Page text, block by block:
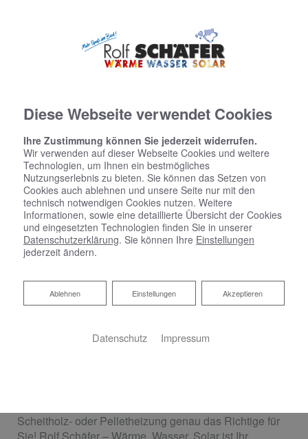
Heizen mit Holz
Nachhaltige Wärme im ganzen Haus
Scheitholz- oder Pelletheizung genau das Richtige für
Sie! Rolf Schäfer – Wärme, Wasser, Solar ist Ihr
Diese Webseite verwendet Cookies
Ihre Zustimmung können Sie jederzeit widerrufen.
Wir verwenden auf dieser Webseite Cookies und weitere
Technologien, um Ihnen ein bestmögliches
Nutzungserlebnis zu bieten. Sie können das Setzen von
Cookies auch ablehnen und unsere Seite nur mit den
technisch notwendigen Cookies nutzen. Weitere
Informationen, sowie eine detaillierte Übersicht der Cookies
und eingesetzten Technologien finden Sie in unserer
Datenschutzerklärung. Sie können Ihre Einstellungen
jederzeit ändern.
Akzeptieren
Einstellungen
Ablehnen
Ablehnen
Datenschutz Impressum